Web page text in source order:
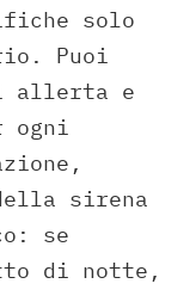
solo
Puoi
allerta e
ogni
sirena
se
di notte,